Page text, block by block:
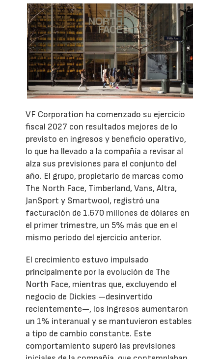
VF Corporation ha comenzado su ejercicio
fiscal 2027 con resultados mejores de lo
previsto en ingresos y beneficio operativo,
lo que ha llevado a la compañía a revisar al
alza sus previsiones para el conjunto del
año. El grupo, propietario de marcas como
The North Face, Timberland, Vans, Altra,
JanSport y Smartwool, registró una
facturación de 1.670 millones de dólares en
el primer trimestre, un 5% más que en el
mismo periodo del ejercicio anterior.
El crecimiento estuvo impulsado
principalmente por la evolución de The
North Face, mientras que, excluyendo el
negocio de Dickies —desinvertido
recientemente—, los ingresos aumentaron
un 1% interanual y se mantuvieron estables
a tipo de cambio constante. Este
comportamiento superó las previsiones